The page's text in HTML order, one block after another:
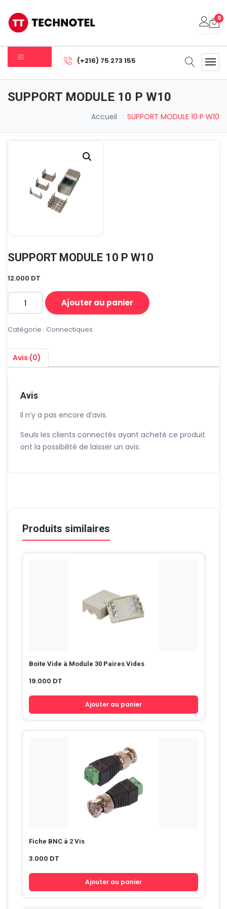
0
Votre panier est vide.
Sous-total: 0.000DT
Voir Le Panier Commander
(+216) 75 273 155
SUPPORT MODULE 10 P W10
Accueil SUPPORT MODULE 10 P W10
SUPPORT MODULE 10 P W10
12.000 DT
quantité
SUPPORT
10
W10
Ajouter au panier
Catégorie : Connectiques
Avis (0)
Avis
Il n’y a pas encore d’avis.
Seuls les clients connectés ayant acheté ce produit
ont la possibilité de laisser un avis.
Produits similaires
Boite Vide à Module 30 Paires Vides
19.000 DT
Ajouter au panier
Fiche BNC à 2 Vis
3.000 DT
Ajouter au panier